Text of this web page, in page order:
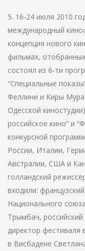
5. 16-24 июля 2010
международный
концепция нового
фильмах,
состоял из 6-ти
“Специальные
Феллини и Киры
Одесской
российское кино” и
конкурсной
России, Италии,
Австралии, США и
голландский
входили:
Национального
Трымбач,
директор фестиваля
в Висбадене